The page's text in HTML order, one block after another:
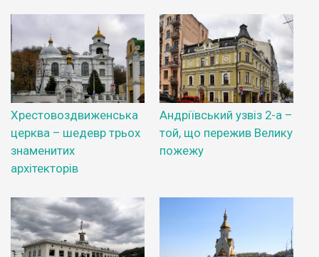
Хрестовоздвиженська
церква – шедевр трьох
знаменитих
архітекторів
Андріївський узвіз 2-а –
той, що пережив Велику
пожежу